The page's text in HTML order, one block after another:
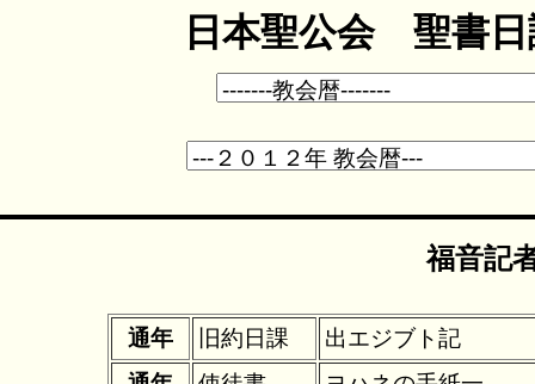
日本聖公会 聖書
福音記
通年 旧約日課
出エジブト記